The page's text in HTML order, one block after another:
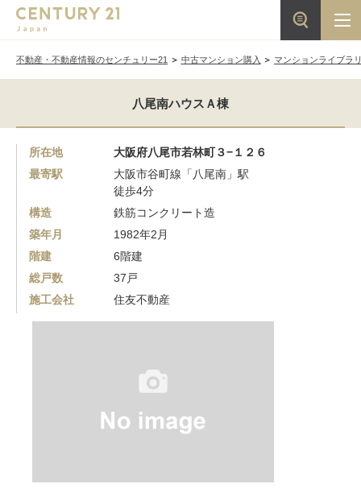
不動産・不動産情報のセンチュリー21 中古マンション購入 マンションライブラ
八尾南ハウスＡ棟
所在地
大阪府八尾市若林町３−１２６
最寄駅
大阪市谷町線「八尾南」駅
徒歩4分
構造
鉄筋コンクリート造
築年月
1982年2月
階建
6階建
総戸数
37戸
施工会社
住友不動産